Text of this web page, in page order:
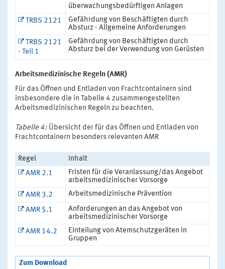
überwachungsbedürftigen Anlagen
TRBS 2121
Gefährdung von Beschäftigten durch
Absturz - Allgemeine Anforderungen
TRBS 2121
- Teil 1
Gefährdung von Beschäftigten durch
Absturz bei der Verwendung von Gerüsten
Arbeitsmedizinische Regeln (AMR)
Für das Öffnen und Entladen von Frachtcontainern sind
insbesondere die in Tabelle 4 zusammengestellten
Arbeitsmedizinischen Regeln zu beachten.
Tabelle 4: Übersicht der für das Öffnen und Entladen von
Frachtcontainern besonders relevanten AMR
Regel
Inhalt
AMR 2.1
Fristen für die Veranlassung/das Angebot
arbeitsmedizinischer Vorsorge
AMR 3.2
Arbeitsmedizinische Prävention
AMR 5.1
Anforderungen an das Angebot von
arbeitsmedizinischer Vorsorge
AMR 14.2
Einteilung von Atemschutzgeräten in
Gruppen
Zum Download